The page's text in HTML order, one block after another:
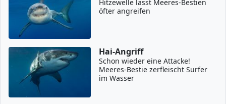
Hitzewelle lässt Meeres-Bestien
öfter angreifen
Hai-Angriff
Schon wieder eine Attacke!
Meeres-Bestie zerfleischt Surfer
im Wasser